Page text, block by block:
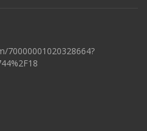
70000001020328664?